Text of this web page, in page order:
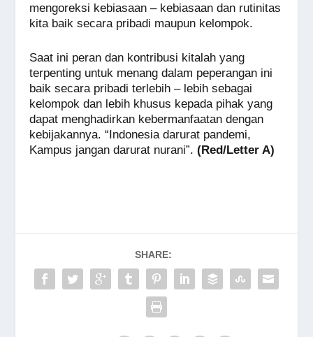
mengoreksi kebiasaan – kebiasaan dan rutinitas
kita baik secara pribadi maupun kelompok.
Saat ini peran dan kontribusi kitalah yang
terpenting untuk menang dalam peperangan ini
baik secara pribadi terlebih – lebih sebagai
kelompok dan lebih khusus kepada pihak yang
dapat menghadirkan kebermanfaatan dengan
kebijakannya. “Indonesia darurat pandemi,
Kampus jangan darurat nurani”.(Red/Letter A)
SHARE: